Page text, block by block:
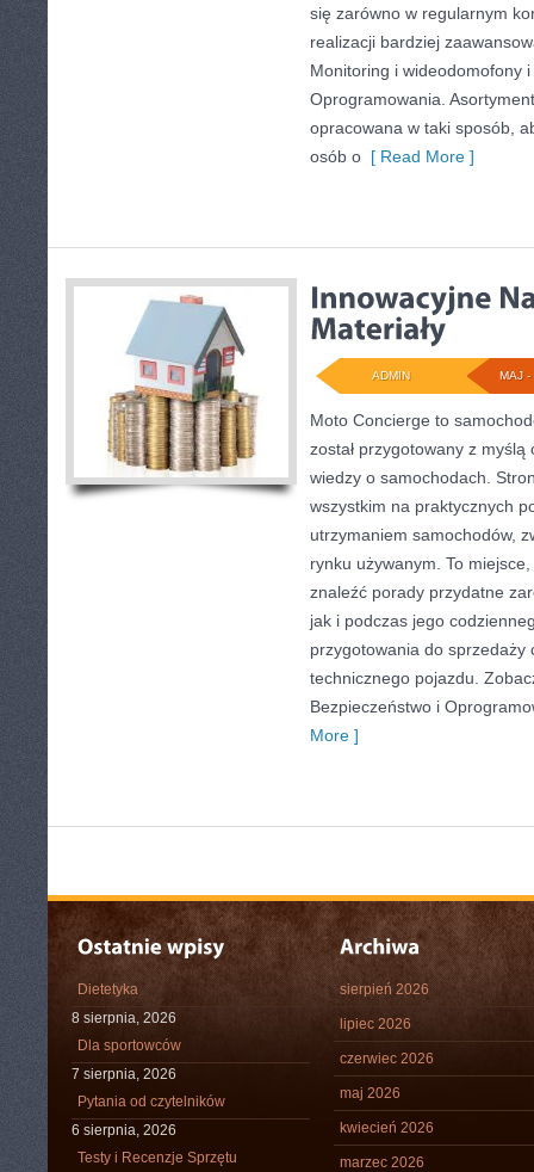
się zarówno w regularnym
realizacji bardziej
Monitoring i wideodomofony
Oprogramowania.
opracowana w taki sposób,
osób o [ Read More ]
MAJ -
ADMIN
Moto Concierge to
został przygotowany z
wiedzy o samochodach.
wszystkim na praktycznych
utrzymaniem samochodów,
rynku używanym. To
znaleźć porady przydatne
jak i podczas jego
przygotowania do sprzedaży
technicznego pojazdu.
Bezpieczeństwo i
More ]
Dietetyka
8 sierpnia, 2026
Dla sportowców
7 sierpnia, 2026
Pytania od czytelników
6 sierpnia, 2026
Testy i Recenzje Sprzętu
sierpień 2026
lipiec 2026
czerwiec 2026
maj 2026
kwiecień 2026
marzec 2026